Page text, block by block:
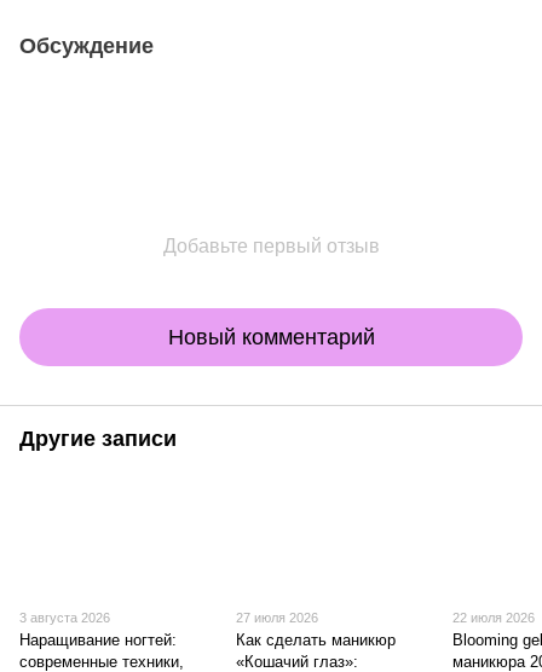
Обсуждение
Добавьте первый отзыв
Новый комментарий
Другие записи
3 августа 2026
Наращивание ногтей:
современные техники,
27 июля 2026
Как сделать маникюр
«Кошачий глаз»:
22 июля 2026
Blooming
маникюра